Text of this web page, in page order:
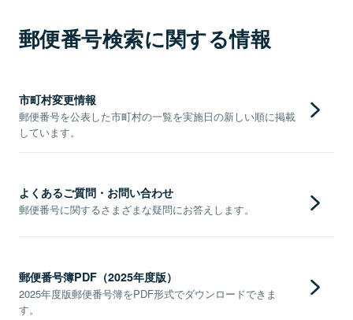
郵便番号検索に関する情報
市町村変更情報
郵便番号を公表した市町村の一覧を実施日の新しい順に掲載
しています。
よくあるご質問・お問い合わせ
郵便番号に関するさまざまな疑問にお答えします。
郵便番号簿PDF（2025年度版）
2025年度版郵便番号簿をPDF形式でダウンロードできま
す。